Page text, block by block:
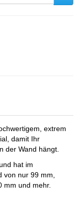
extrem
damit Ihr
der Wand hängt.
hat im
von nur 99 mm,
mm und mehr.